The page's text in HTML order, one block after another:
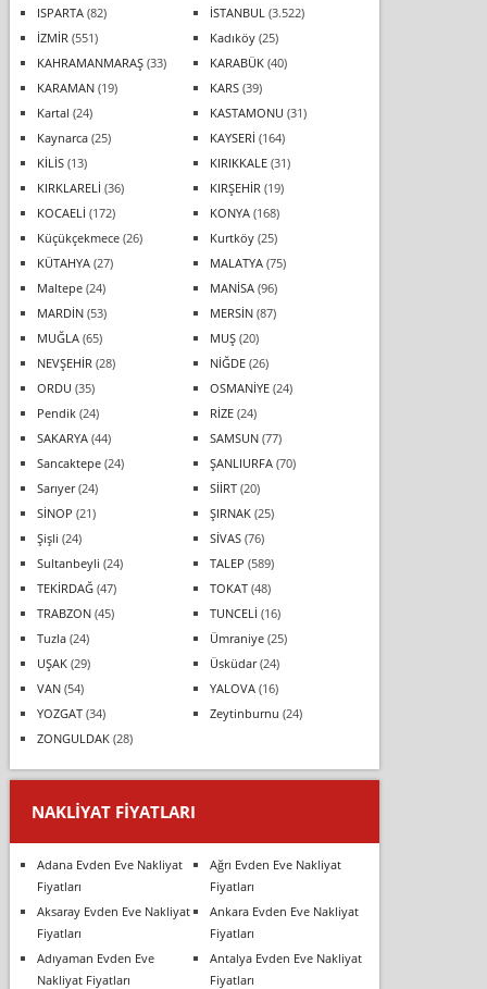
ISPARTA(82) İSTANBUL (3.522)
İZMİR (551) Kadıköy(25)
KAHRAMANMARAŞ(33) KARABÜK(40)
KARAMAN(19) KARS(39)
Kartal (24) KASTAMONU (31)
Kaynarca(25) KAYSERİ (164)
KİLİS(13) KIRIKKALE(31)
KIRKLARELİ (36) KIRŞEHİR (19)
KOCAELİ (172) KONYA(168)
Küçükçekmece(26) Kurtköy(25)
KÜTAHYA(27) MALATYA(75)
Maltepe(24) MANİSA(96)
MARDİN(53) MERSİN(87)
MUĞLA(65) MUŞ(20)
NEVŞEHİR (28) NİĞDE(26)
ORDU (35) OSMANİYE(24)
Pendik(24) RİZE(24)
SAKARYA(44) SAMSUN(77)
Sancaktepe(24) ŞANLIURFA(70)
Sarıyer(24) SİİRT(20)
SİNOP (21) ŞIRNAK(25)
Şişli (24) SİVAS(76)
Sultanbeyli (24) TALEP (589)
TEKİRDAĞ(47) TOKAT(48)
TRABZON(45) TUNCELİ (16)
Tuzla(24) Ümraniye(25)
UŞAK(29) Üsküdar(24)
VAN(54) YALOVA(16)
YOZGAT(34) Zeytinburnu (24)
ZONGULDAK(28)
NAKLIYAT FIYATLARI
Adana Evden Eve Nakliyat
Fiyatları
Ağrı Evden Eve Nakliyat
Fiyatları
Aksaray Evden Eve Nakliyat
Fiyatları
Ankara Evden Eve Nakliyat
Fiyatları
Adıyaman Evden Eve
Nakliyat Fiyatları
Antalya Evden Eve Nakliyat
Fiyatları